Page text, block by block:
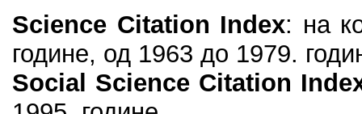
Science Citation Index: на
године, од 1963 до 1979.
Social Science Citation